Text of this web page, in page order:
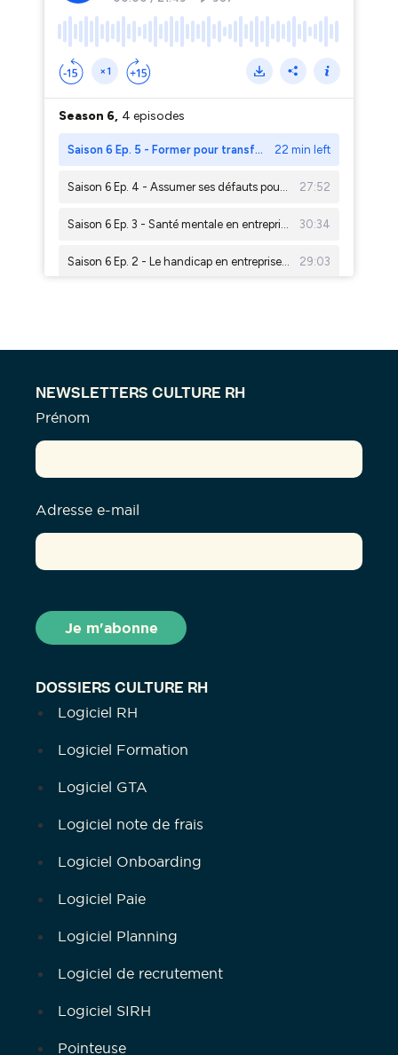
DOSSIERS CULTURE RH
Logiciel RH
Logiciel Formation
Logiciel GTA
Logiciel note de frais
Logiciel Onboarding
Logiciel Paie
Logiciel Planning
Logiciel de recrutement
Logiciel SIRH
Pointeuse
NEWSLETTERS CULTURE RH
Prénom
Adresse e-mail